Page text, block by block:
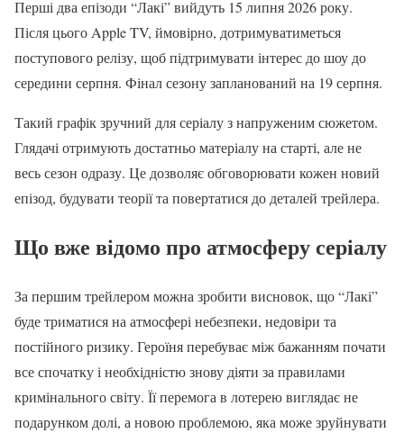
Перші два епізоди “Лакі” вийдуть 15 липня 2026 року.
Після цього Apple TV, ймовірно, дотримуватиметься
поступового релізу, щоб підтримувати інтерес до шоу до
середини серпня. Фінал сезону запланований на 19 серпня.
Такий графік зручний для серіалу з напруженим сюжетом.
Глядачі отримують достатньо матеріалу на старті, але не
весь сезон одразу. Це дозволяє обговорювати кожен новий
епізод, будувати теорії та повертатися до деталей трейлера.
Що вже відомо про атмосферу серіалу
За першим трейлером можна зробити висновок, що “Лакі”
буде триматися на атмосфері небезпеки, недовіри та
постійного ризику. Героїня перебуває між бажанням почати
все спочатку і необхідністю знову діяти за правилами
кримінального світу. Її перемога в лотерею виглядає не
подарунком долі, а новою проблемою, яка може зруйнувати